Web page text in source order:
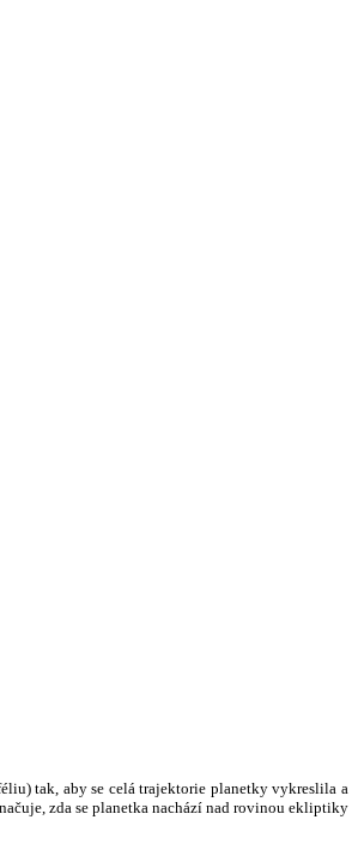
tak, aby se celá trajektorie planetky vykreslila a
zda se planetka nachází nad rovinou ekliptiky